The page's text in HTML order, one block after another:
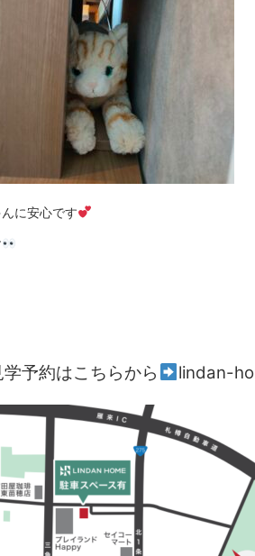
に安心です
予約はこちらから lindan-